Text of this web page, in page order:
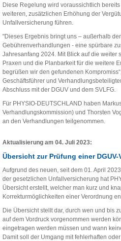
Diese Regelung wird voraussichtlich
weiteren, zusätzlichen Erhöhung der
Unfallversicherung führen.
"Dieses Ergebnis bringt uns – außerhalb
Gebührenverhandlungen - eine spürbare
Jahresanfang 2024. Mit Blick auf die weiter
Praxen und die Planbarkeit für die weitere
begrüßen wir den gefundenen
Geschäftsführer und
Abschluss mit der DGUV und dem SVLFG.
Für PHYSIO-DEUTSCHLAND haben
Verhandlungskommission) und Thorsten
an den Verhandlungen teilgenommen.
Aktualisierung am 04. Juli 2023:
Übersicht zur Prüfung einer DGUV-
Aufgrund des neuen, seit dem 01. April
der gesetzlichen Unfallversicherung hat
Übersicht erstellt, welcher man kurz und
Korrekturmöglichkeiten einer Verordnung
Die Übersicht stellt dar, durch wen und bis
auf dem Vordruck vorgenommen werden
eingetragen werden müssen und wann
Damit soll der Umgang mit fehlerhaften